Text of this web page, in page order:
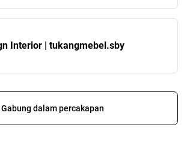
Interior | tukangmebel.sby
Gabung dalam percakapan